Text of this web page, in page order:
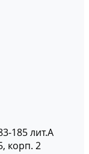
185 лит.А
корп. 2